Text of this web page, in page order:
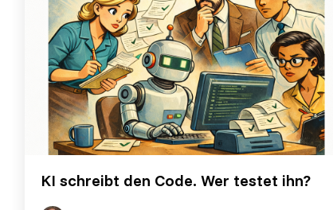
KI schreibt den Code. Wer testet ihn?